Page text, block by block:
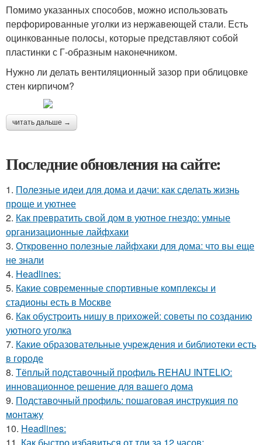
Помимо указанных способов, можно использовать
перфорированные уголки из нержавеющей стали. Есть
оцинкованные полосы, которые представляют собой
пластинки с Г-образным наконечником.
Нужно ли делать вентиляционный зазор при облицовке
стен кирпичом?
читать дальше →
Последние обновления на сайте:
1. Полезные идеи для дома и дачи: как сделать жизнь
проще и уютнее
2. Как превратить свой дом в уютное гнездо: умные
организационные лайфхаки
3. Откровенно полезные лайфхаки для дома: что вы еще
не знали
4. Headlines:
5. Какие современные спортивные комплексы и
стадионы есть в Москве
6. Как обустроить нишу в прихожей: советы по созданию
уютного уголка
7. Какие образовательные учреждения и библиотеки есть
в городе
8. Тёплый подставочный профиль REHAU INTELIO:
инновационное решение для вашего дома
9. Подставочный профиль: пошаговая инструкция по
монтажу
10. Headlines: